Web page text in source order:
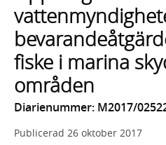
fiske i marina
områden
Diarienummer: M2017/
Publicerad 26 oktober 2017